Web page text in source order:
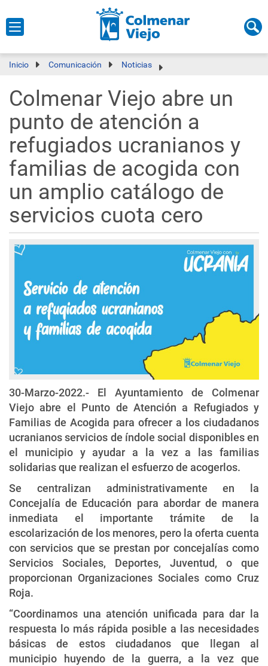
Inicio Comunicación Noticias
Colmenar Viejo abre un
punto de atención a
refugiados ucranianos y
familias de acogida con
un amplio catálogo de
servicios cuota cero
30-Marzo-2022.- El Ayuntamiento de Colmenar
Viejo abre el Punto de Atención a Refugiados y
Familias de Acogida para ofrecer a los ciudadanos
ucranianos servicios de índole social disponibles en
el municipio y ayudar a la vez a las familias
solidarias que realizan el esfuerzo de acogerlos.
Se centralizan administrativamente en la
Concejalía de Educación para abordar de manera
inmediata el importante trámite de la
escolarización de los menores, pero la oferta cuenta
con servicios que se prestan por concejalías como
Servicios Sociales, Deportes, Juventud, o que
proporcionan Organizaciones Sociales como Cruz
Roja.
“Coordinamos una atención unificada para dar la
respuesta lo más rápida posible a las necesidades
básicas de estos ciudadanos que llegan al
municipio huyendo de la guerra, a la vez que